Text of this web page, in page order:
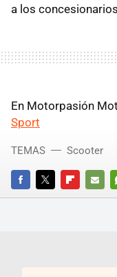
a los
En Motorpasión
Sport
FACEBOOKTWITTERFLIPBOARD
E-
TEMAS Scooter